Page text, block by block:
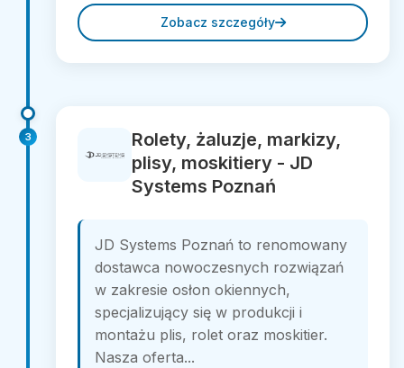
Zobacz szczegóły
3
Rolety, żaluzje, markizy,
plisy, moskitiery - JD
Systems Poznań
JD Systems Poznań to renomowany
dostawca nowoczesnych rozwiązań
w zakresie osłon okiennych,
specjalizujący się w produkcji i
montażu plis, rolet oraz moskitier.
Nasza oferta...